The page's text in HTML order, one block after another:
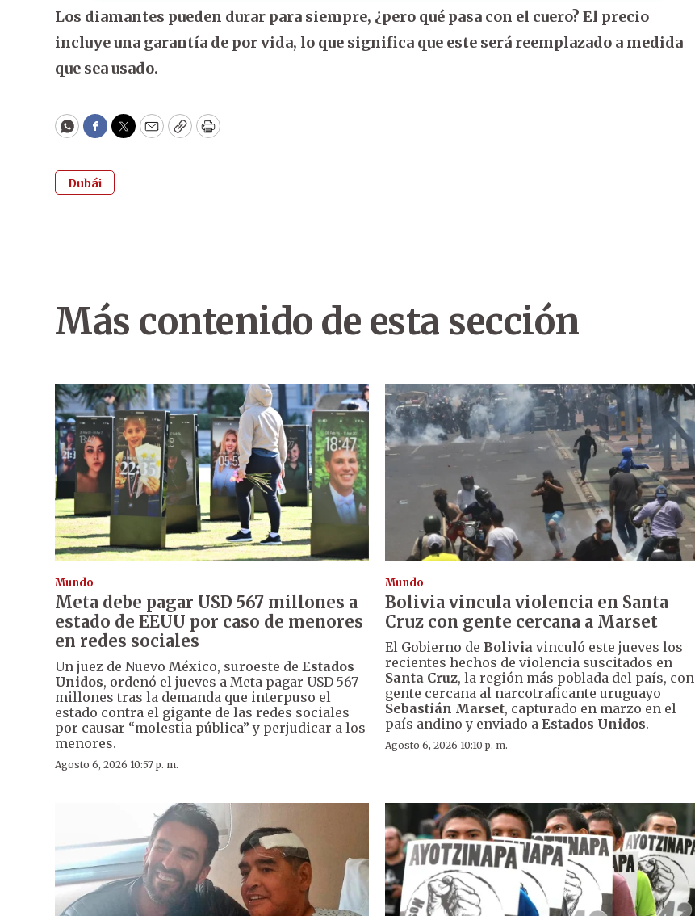
Los diamantes pueden durar para siempre, ¿pero qué pasa con el cuero? El precio
incluye una garantía de por vida, lo que significa que este será reemplazado a medida
que sea usado.
WhatsApp
Facebook
Twitter
EmailCopyPrint
Dubái
Más contenido de esta sección
Mundo
Meta debe pagar USD 567 millones a
estado de EEUU por caso de menores
en redes sociales
Un juez de Nuevo México, suroeste de Estados
Unidos, ordenó el jueves a Meta pagar USD 567
millones tras la demanda que interpuso el
estado contra el gigante de las redes sociales
por causar “molestia pública” y perjudicar a los
menores.
Agosto 6, 2026 10:57 p. m.
Mundo
Bolivia vincula violencia en Santa
Cruz con gente cercana a Marset
El Gobierno deBolivia vinculó este jueves los
recientes hechos de violencia suscitados en
Santa Cruz, la región más poblada del país, con
gente cercana al narcotraficante uruguayo
Sebastián Marset, capturado en marzo en el
país andino y enviado aEstados Unidos.
Agosto 6, 2026 10:10 p. m.